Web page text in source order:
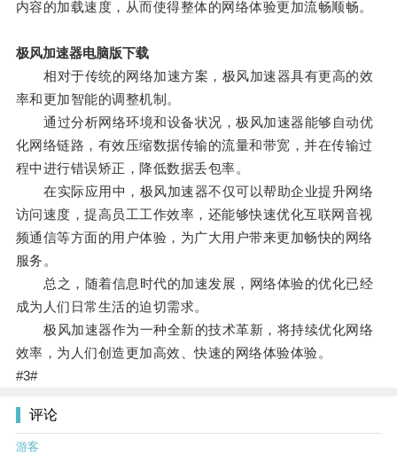
内容的加载速度，从而使得整体的网络体验更加流畅顺畅。
极风加速器电脑版下载
相对于传统的网络加速方案，极风加速器具有更高的效
率和更加智能的调整机制。
通过分析网络环境和设备状况，极风加速器能够自动优
化网络链路，有效压缩数据传输的流量和带宽，并在传输过
程中进行错误矫正，降低数据丢包率。
在实际应用中，极风加速器不仅可以帮助企业提升网络
访问速度，提高员工工作效率，还能够快速优化互联网音视
频通信等方面的用户体验，为广大用户带来更加畅快的网络
服务。
总之，随着信息时代的加速发展，网络体验的优化已经
成为人们日常生活的迫切需求。
极风加速器作为一种全新的技术革新，将持续优化网络
效率，为人们创造更加高效、快速的网络体验体验。
#3#
评论
游客